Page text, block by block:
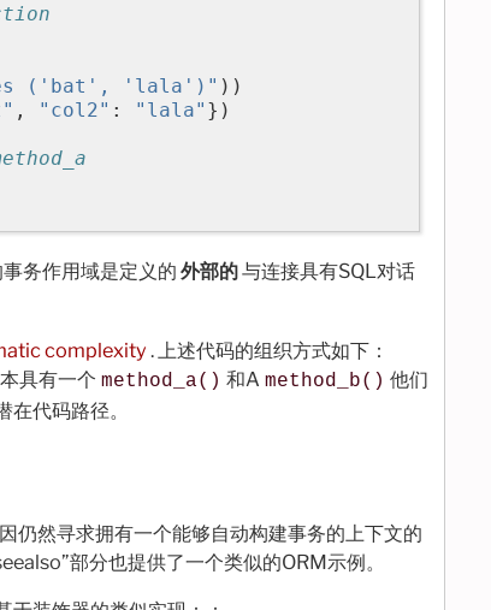
('bat', 'lala')" ))
, "col2" : "lala" })
务作用域是定义的外部的与连接具有SQL对话
complexity . 上述代码的组织方式如下：
具有一个 method_a() 和A method_b() 他们
代码路径。
仍然寻求拥有一个能够自动构建事务的上下文的
部分也提供了一个类似的ORM示例。